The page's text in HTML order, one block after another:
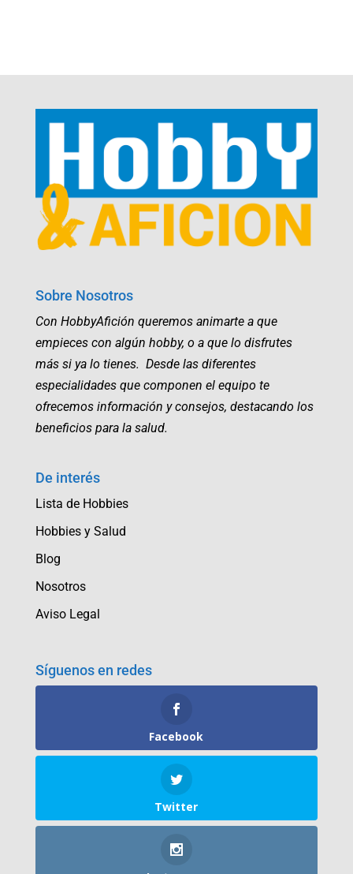
Sobre Nosotros
Con HobbyAfición queremos animarte a que
empieces con algún hobby, o a que lo disfrutes
más si ya lo tienes. Desde las diferentes
especialidades que componen el equipo te
ofrecemos información y consejos, destacando los
beneficios para la salud.
De interés
Lista de Hobbies
Hobbies y Salud
Blog
Nosotros
Aviso Legal
Síguenos en redes
Facebook
Twitter